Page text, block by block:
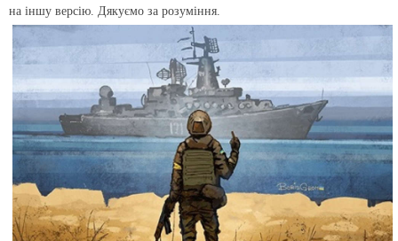
на іншу версію. Дякуємо за розуміння.